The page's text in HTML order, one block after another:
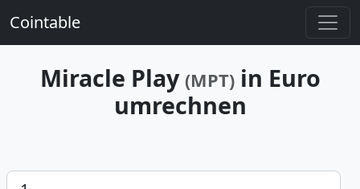
Cointable
Miracle Play (MPT)in Euro
umrechnen
Betrag